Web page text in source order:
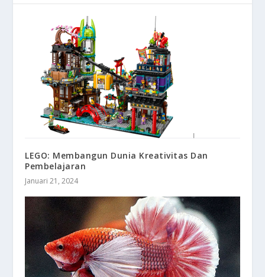
LEGO: Membangun Dunia Kreativitas Dan
Pembelajaran
Januari 21, 2024